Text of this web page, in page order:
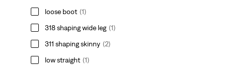
loose boot (1)
318 shaping wide leg (1)
311 shaping skinny (2)
low straight (1)